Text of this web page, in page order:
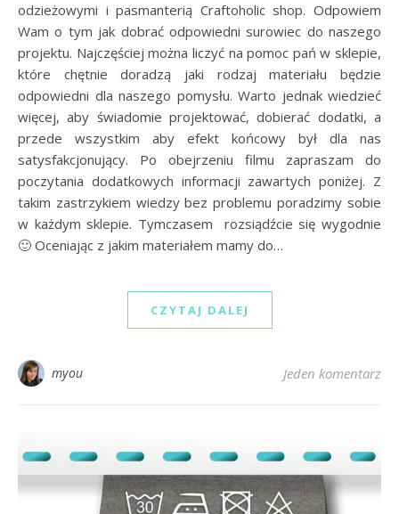
odzieżowymi i pasmanterią Craftoholic shop. Odpowiem
Wam o tym jak dobrać odpowiedni surowiec do naszego
projektu. Najczęściej można liczyć na pomoc pań w sklepie,
które chętnie doradzą jaki rodzaj materiału będzie
odpowiedni dla naszego pomysłu. Warto jednak wiedzieć
więcej, aby świadomie projektować, dobierać dodatki, a
przede wszystkim aby efekt końcowy był dla nas
satysfakcjonujący. Po obejrzeniu filmu zapraszam do
poczytania dodatkowych informacji zawartych poniżej. Z
takim zastrzykiem wiedzy bez problemu poradzimy sobie
w każdym sklepie. Tymczasem rozsiądźcie się wygodnie
🙂 Oceniając z jakim materiałem mamy do…
CZYTAJ DALEJ
myou Jeden komentarz